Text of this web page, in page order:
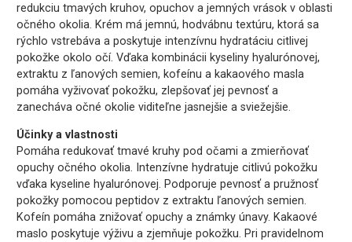
redukciu tmavých kruhov, opuchov a jemných vrások v oblasti
očného okolia. Krém má jemnú, hodvábnu textúru, ktorá sa
rýchlo vstrebáva a poskytuje intenzívnu hydratáciu citlivej
pokožke okolo očí. Vďaka kombinácii kyseliny hyalurónovej,
extraktu z ľanových semien, kofeínu a kakaového masla
pomáha vyživovať pokožku, zlepšovať jej pevnosť a
zanecháva očné okolie viditeľne jasnejšie a sviežejšie.
Účinky a vlastnosti
Pomáha redukovať tmavé kruhy pod očami a zmierňovať
opuchy očného okolia. Intenzívne hydratuje citlivú pokožku
vďaka kyseline hyalurónovej. Podporuje pevnosť a pružnosť
pokožky pomocou peptidov z extraktu ľanových semien.
Kofeín pomáha znižovať opuchy a známky únavy. Kakaové
maslo poskytuje výživu a zjemňuje pokožku. Pri pravidelnom